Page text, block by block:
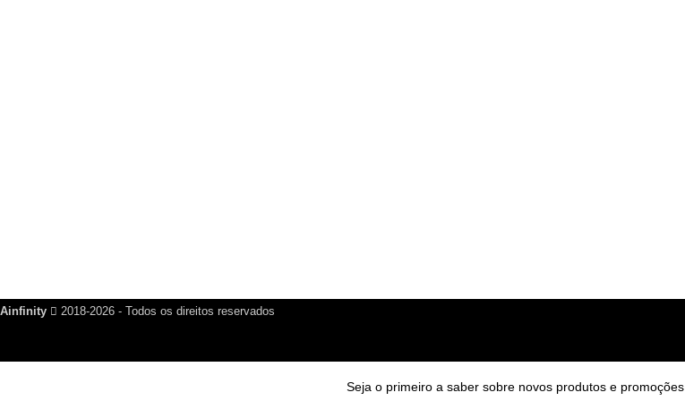
Ainfinity 2018-2026 - Todos os direitos reservados
Seja o primeiro a saber sobre novos produtos e promoções